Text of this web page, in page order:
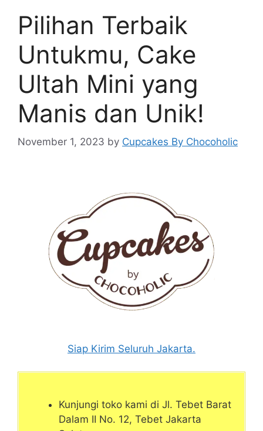
Pilihan Terbaik
Untukmu, Cake
Ultah Mini yang
Manis dan Unik!
November 1, 2023 by Cupcakes By Chocoholic
Siap Kirim Seluruh Jakarta.
Kunjungi toko kami di Jl. Tebet Barat
Dalam II No. 12, Tebet Jakarta